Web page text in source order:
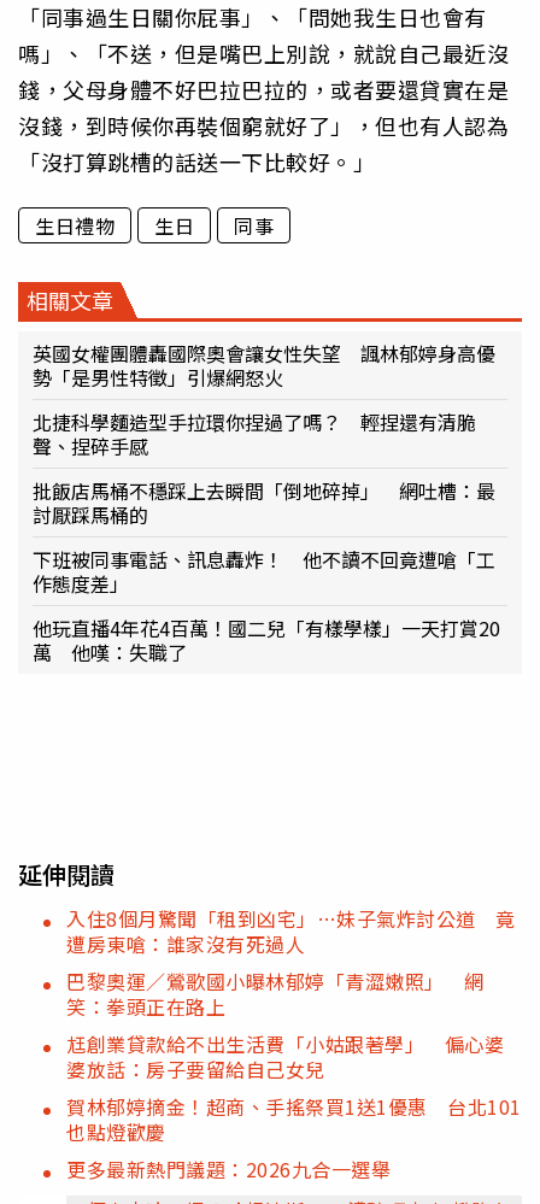
「同事過生日關你屁事」、「問她我生日也會有
嗎」、「不送，但是嘴巴上別說，就說自己最近沒
錢，父母身體不好巴拉巴拉的，或者要還貸實在是
沒錢，到時候你再裝個窮就好了」，但也有人認為
「沒打算跳槽的話送一下比較好。」
生日禮物 生日 同事
相關文章
英國女權團體轟國際奧會讓女性失望 諷林郁婷身高優
勢「是男性特徵」引爆網怒火
北捷科學麵造型手拉環你捏過了嗎？ 輕捏還有清脆
聲、捏碎手感
批飯店馬桶不穩踩上去瞬間「倒地碎掉」 網吐槽：最
討厭踩馬桶的
下班被同事電話、訊息轟炸！ 他不讀不回竟遭嗆「工
作態度差」
他玩直播4年花4百萬！國二兒「有樣學樣」一天打賞20
萬 他嘆：失職了
延伸閱讀
入住8個月驚聞「租到凶宅」…妹子氣炸討公道 竟
遭房東嗆：誰家沒有死過人
巴黎奧運／鶯歌國小曝林郁婷「青澀嫩照」 網
笑：拳頭正在路上
尪創業貸款給不出生活費「小姑跟著學」 偏心婆
婆放話：房子要留給自己女兒
賀林郁婷摘金！超商、手搖祭買1送1優惠 台北101
也點燈歡慶
更多最新熱門議題：2026九合一選舉